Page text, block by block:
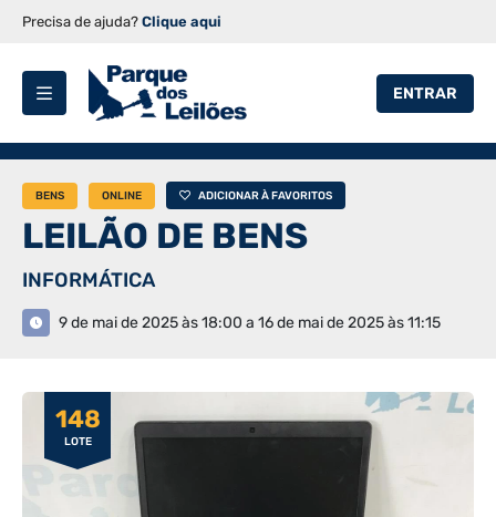
Precisa de ajuda? Clique aqui
ENTRAR
BENS ONLINE ADICIONAR À FAVORITOS
LEILÃO DE BENS
INFORMÁTICA
9 de mai de 2025 às 18:00 a 16 de mai de 2025 às 11:15
148
LOTE